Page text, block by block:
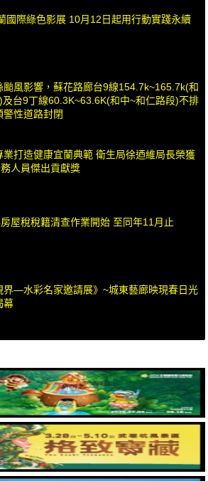
國際綠色影展 10月12日起用行動實踐永續
颱風影響，蘇花路廊台9線154.7k~165.7k(和
及台9丁線60.3K~63.6K(和中~和仁路段)不排
警性道路封閉
業打造健康宜蘭典範 衛生局徐迺維局長榮獲
人員傑出貢獻獎
屋稅稅籍清查作業開始 至同年11月止
界—水彩名家邀請展》~城東藝廊映現春日光
幕